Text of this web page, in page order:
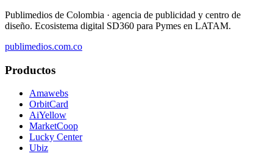
Publimedios de Colombia · agencia de publicidad y centro de
diseño. Ecosistema digital SD360 para Pymes en LATAM.
publimedios.com.co
Productos
Amawebs
OrbitCard
AiYellow
MarketCoop
Lucky Center
Ubiz